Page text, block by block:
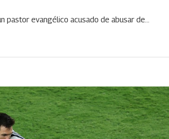
pastor evangélico acusado de abusar de…